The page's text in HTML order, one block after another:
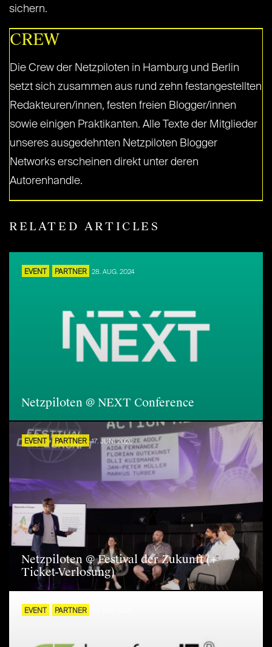
sichern.
CREW
Die Crew der Netzpiloten in Hamburg und Berlin
setzt sich zusammen aus rund zehn festangestellten
Redakteuren/innen, festen freien Blogger/innen
sowie einigen Praktikanten. Alle Texte der Mitglieder
unseres ausgedehnten Netzpiloten Blogger
Networks erscheinen direkt unter deren
Autorenhandle.
RELATED ARTICLES
EVENT PARTNER 28. AUG. 2024
Netzpiloten @ NEXT Conference
EVENT PARTNER 17. JUNI 2026
Netzpiloten @ Festival der Zukunft (+
Ticket-Verlosung)
EVENT PARTNER